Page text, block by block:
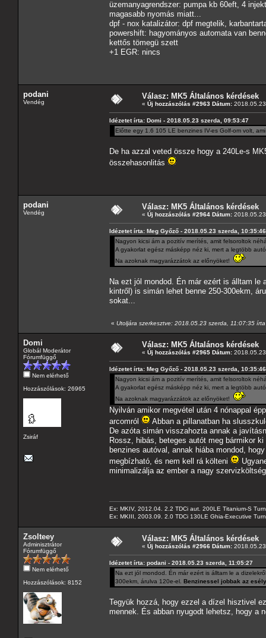
üzemanyagrendszer: pumpa kb 60eft, 4
magasabb nyomás miatt...
dpf - nox katalizátor: dpf megtelik,
powershift: hagyományos automata van
kettős tömegü szett
+1 EGR: nincs
podani
Vendég
Válasz: MK5 Általános kérdések
« Új hozzászólás #2963 Dátum:
Idézetet írta: Domi - 2018.05.23 szerda, 09:53:47
Előtte egy 1.6 105 LE benzines IV-es Golf-om volt,
De ha azzal veted össze hogy a 240Le-s
összehasonlitás
podani
Vendég
Válasz: MK5 Általános kérdések
« Új hozzászólás #2964 Dátum:
Idézetet írta: Meg Győző - 2018.05.23 szerda, 10:35:46
Nagyon kicsi ám a pozitív merítés, amit felsoroltok
A gyakorlat egész másképp néz ki, mert a legtöbb
Na azoknak magyarázzátok az előnyöket!
Na ezt jól mondod. Én már ezért is álltam
kintről) is simán lehet benne 250-300ekm,
sokat...
« Utoljára szerkesztve: 2018.05.23 szerda, 11:07:35
Domi
Globál Moderátor
Fórumfüggő
Nem elérhető
Hozzászólások: 26965
Zsiráf
Válasz: MK5 Általános kérdések
« Új hozzászólás #2965 Dátum:
Idézetet írta: Meg Győző - 2018.05.23 szerda, 10:35:46
Nagyon kicsi ám a pozitív merítés, amit felsoroltok
A gyakorlat egész másképp néz ki, mert a legtöbb
Na azoknak magyarázzátok az előnyöket!
Nyilván amikor megvétel után 4 nónappal
arcomról
Abban a pillanatban ha
De azóta simán visszahozta annak a
Rossz, hibás, beteges autót meg bármikor
benzines autóval, annak hiába mondod,
megbízható, és nem kell rá költeni
minimalizálja az ember a nagy
Ex: MKIV, 2012.04. 2.2 TDCi aut. 200LE Titanium-S
Ex: MKIII, 2003.09. 2.0 TDCi 130LE Ghia-Executive
Zsolteey
Adminisztrátor
Fórumfüggő
Nem elérhető
Hozzászólások: 8152
Válasz: MK5 Általános kérdések
« Új hozzászólás #2966 Dátum:
Idézetet írta: podani - 2018.05.23 szerda, 11:05:27
Na ezt jól mondod. Én már ezért is álltam le a
300ekm, árulva 120e-el. Benzinessel jobbak az
Tegyük hozzá, hogy ezzel a dízel hisztivel
mennek. És abban nyugodt lehetsz, hogy a